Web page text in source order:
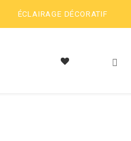
ÉCLAIRAGE DÉCORATIF